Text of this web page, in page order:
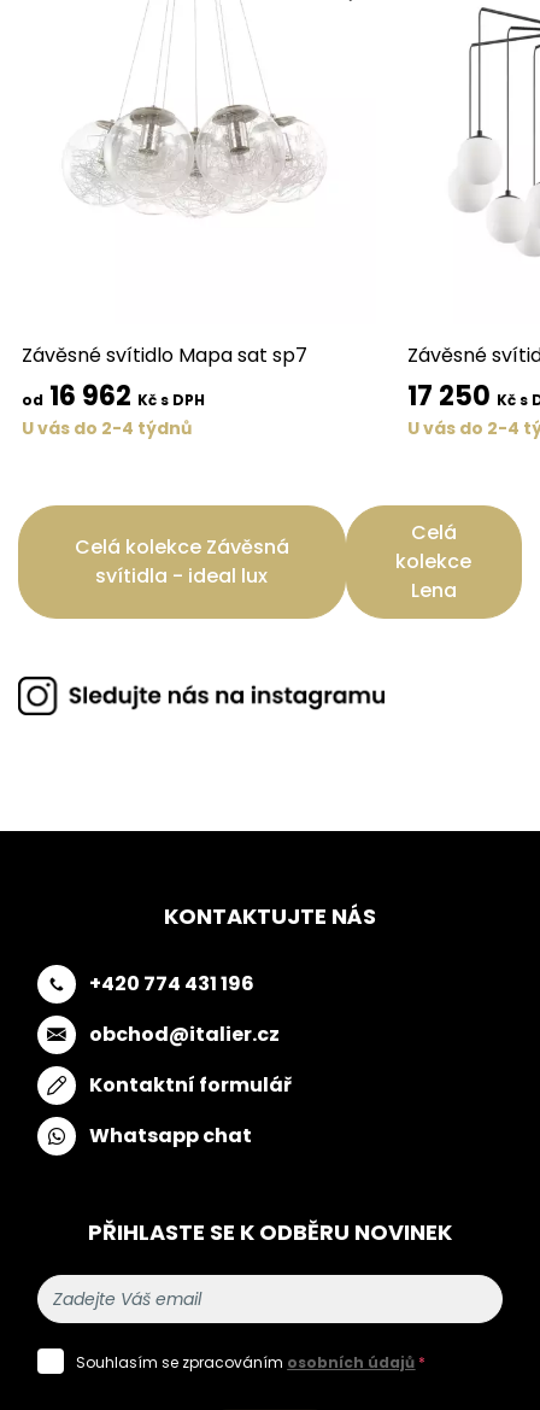
Závěsné svítidlo Mapa sat sp7
od 16 962 Kč s DPH
U vás do 2-4 týdnů
Závěsné
17 250 Kč s
U vás do 2-4
Celá kolekce Závěsná
svítidla - ideal lux
Celá
kolekce
Lena
KONTAKTUJTE NÁS
+420 774 431 196
obchod@italier.cz
Kontaktní formulář
Whatsapp chat
PŘIHLASTE SE K ODBĚRU NOVINEK
Souhlasím se zpracováním osobních údajů *